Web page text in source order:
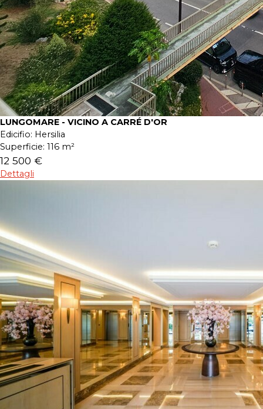
LUNGOMARE - VICINO A CARRÉ D'OR
Edicifio: Hersilia
Superficie: 116 m²
12 500 €
Dettagli